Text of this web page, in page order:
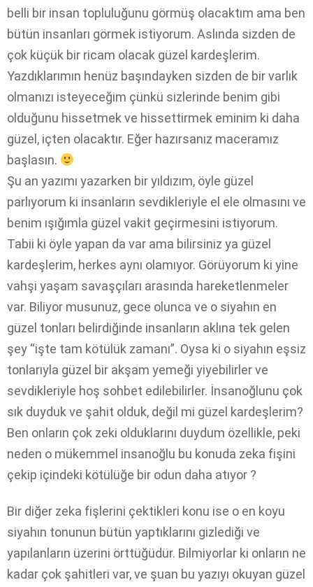
belli bir insan topluluğunu görmüş olacaktım ama ben
bütün insanları görmek istiyorum. Aslında sizden de
çok küçük bir ricam olacak güzel kardeşlerim.
Yazdıklarımın henüz başındayken sizden de bir varlık
olmanızı isteyeceğim çünkü sizlerinde benim gibi
olduğunu hissetmek ve hissettirmek eminim ki daha
güzel, içten olacaktır. Eğer hazırsanız maceramız
başlasın.
Şu an yazımı yazarken bir yıldızım, öyle güzel
parlıyorum ki insanların sevdikleriyle el ele olmasını ve
benim ışığımla güzel vakit geçirmesini istiyorum.
Tabii ki öyle yapan da var ama bilirsiniz ya güzel
kardeşlerim, herkes aynı olamıyor. Görüyorum ki yine
vahşi yaşam savaşçıları arasında hareketlenmeler
var. Biliyor musunuz, gece olunca ve o siyahın en
güzel tonları belirdiğinde insanların aklına tek gelen
şey “işte tam kötülük zamanı”. Oysa ki o siyahın eşsiz
tonlarıyla güzel bir akşam yemeği yiyebilirler ve
sevdikleriyle hoş sohbet edilebilirler. İnsanoğlunu çok
sık duyduk ve şahit olduk, değil mi güzel kardeşlerim?
Ben onların çok zeki olduklarını duydum özellikle, peki
neden o mükemmel insanoğlu bu konuda zeka fişini
çekip içindeki kötülüğe bir odun daha atıyor ?
Bir diğer zeka fişlerini çektikleri konu ise o en koyu
siyahın tonunun bütün yaptıklarını gizlediği ve
yapılanların üzerini örttüğüdür. Bilmiyorlar ki onların ne
kadar çok şahitleri var, ve şuan bu yazıyı okuyan güzel